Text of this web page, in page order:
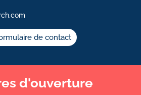
de contact
d'ouverture